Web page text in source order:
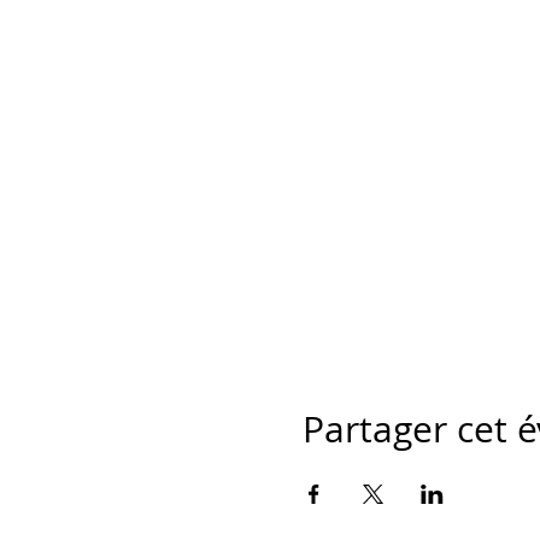
Partager cet